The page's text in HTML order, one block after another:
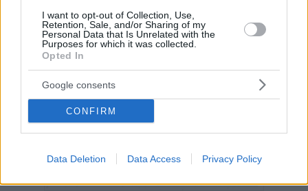
I want to opt-out of Collection, Use,
Retention, Sale, and/or Sharing of my
Personal Data that Is Unrelated with the
Purposes for which it was collected.
Opted In
Google consents
CONFIRM
Data Deletion Data Access Privacy Policy